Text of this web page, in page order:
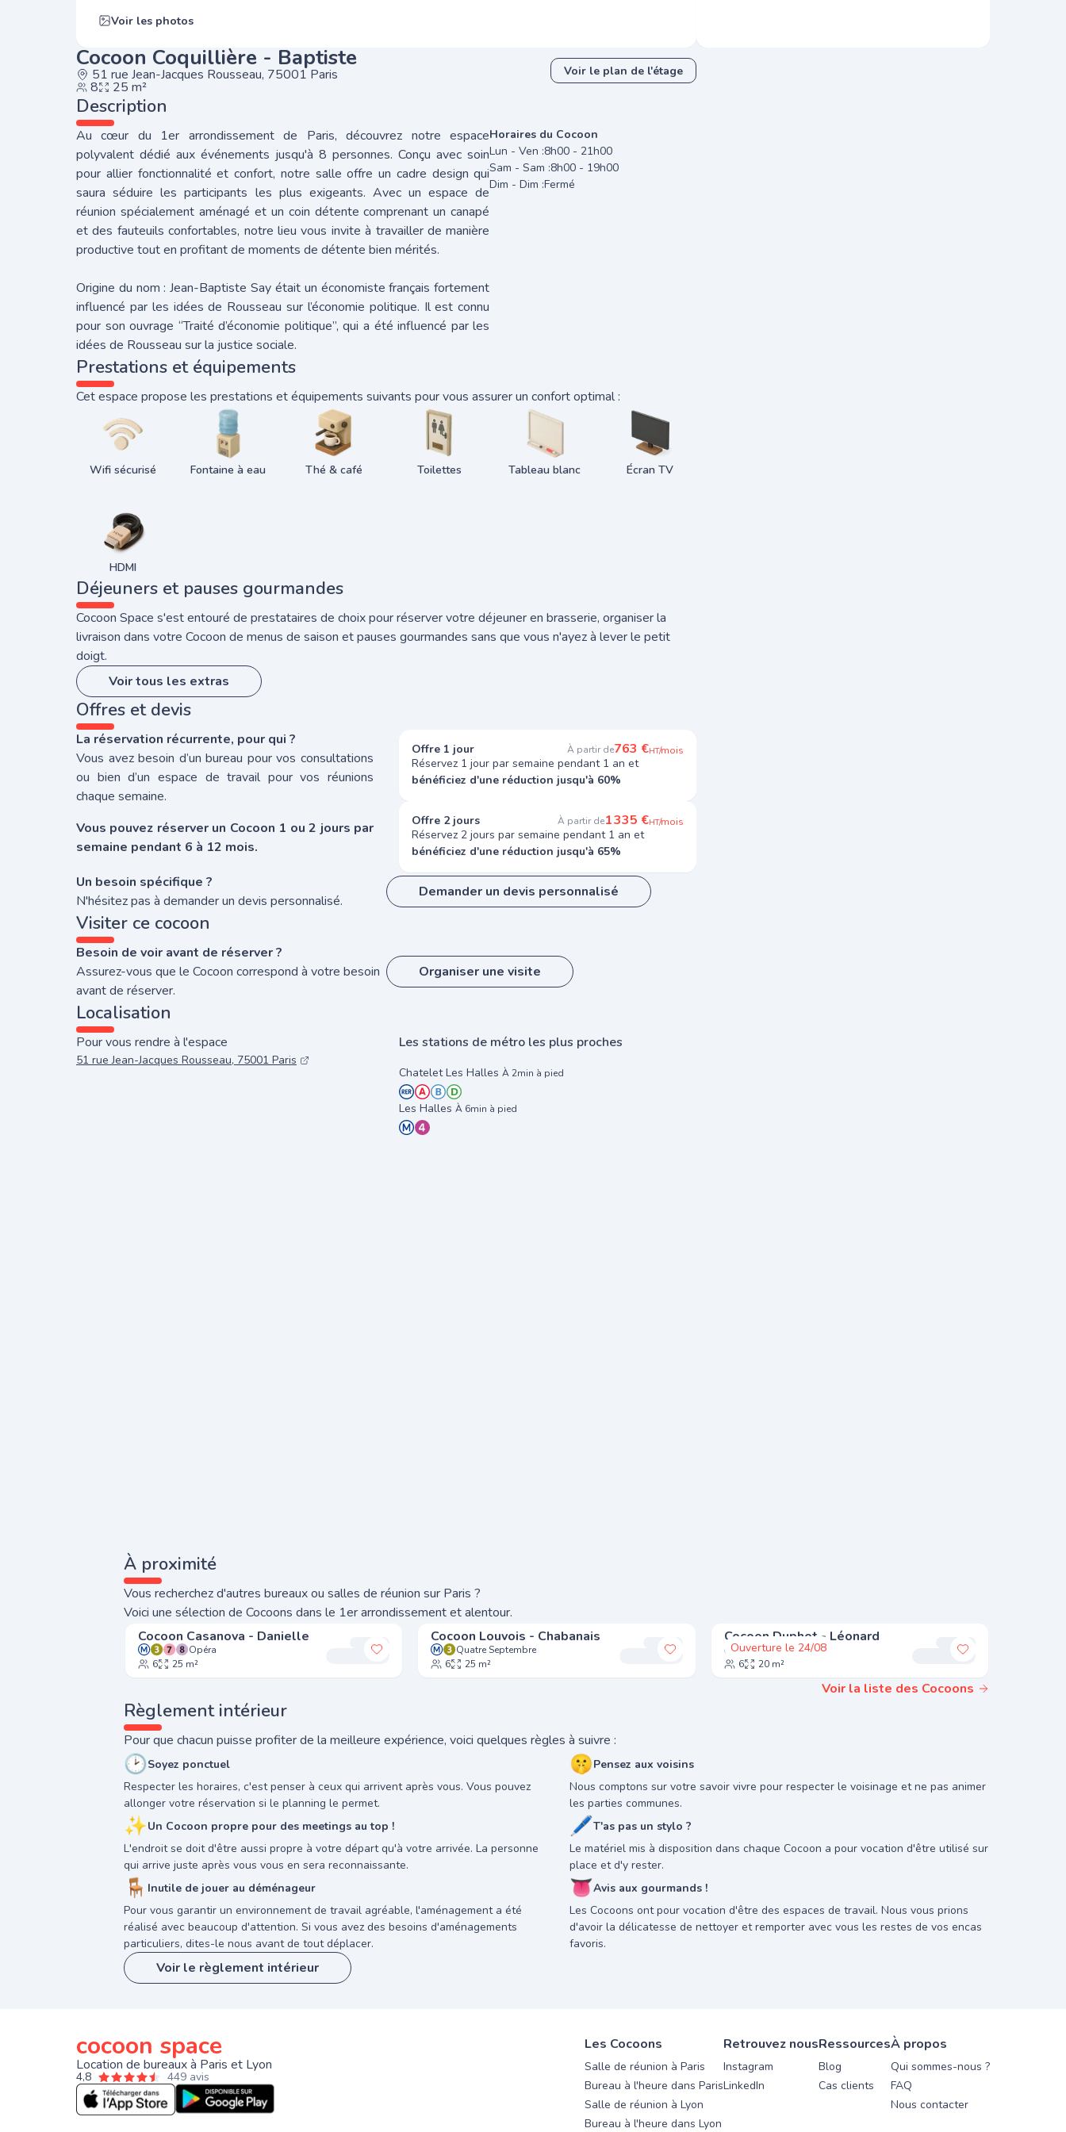
Voir les photos
Cocoon Coquillière - Baptiste
51 rue Jean-Jacques Rousseau, 75001 Paris
8 25 m²
Voir le plan de l'étage
Description
Au cœur du 1er arrondissement de Paris, découvrez notre espace
polyvalent dédié aux événements jusqu'à 8 personnes. Conçu avec soin
pour allier fonctionnalité et confort, notre salle offre un cadre design qui
saura séduire les participants les plus exigeants. Avec un espace de
réunion spécialement aménagé et un coin détente comprenant un canapé
et des fauteuils confortables, notre lieu vous invite à travailler de manière
productive tout en profitant de moments de détente bien mérités.
Origine du nom : Jean-Baptiste Say était un économiste français fortement
influencé par les idées de Rousseau sur l’économie politique. Il est connu
pour son ouvrage “Traité d’économie politique”, qui a été influencé par les
idées de Rousseau sur la justice sociale.
Horaires du Cocoon
Lun - Ven :8h00 - 21h00
Sam - Sam :8h00 - 19h00
Dim - Dim :Fermé
Prestations et équipements
Cet espace propose les prestations et équipements suivants pour vous assurer un confort optimal :
Wifi sécurisé Fontaine à eau Thé & café Toilettes Tableau blanc Écran TV
HDMI
Déjeuners et pauses gourmandes
Cocoon Space s'est entouré de prestataires de choix pour réserver votre déjeuner en brasserie, organiser la
livraison dans votre Cocoon de menus de saison et pauses gourmandes sans que vous n'ayez à lever le petit
doigt.
Voir tous les extras
Offres et devis
La réservation récurrente, pour qui ?
Vous avez besoin d’un bureau pour vos consultations
ou bien d’un espace de travail pour vos réunions
chaque semaine.
Vous pouvez réserver un Cocoon 1 ou 2 jours par
semaine pendant 6 à 12 mois.
Offre 1 jour À partir de763 €HT/mois
Réservez 1 jour par semaine pendant 1 an et
bénéficiez d'une réduction jusqu'à 60%
Offre 2 jours À partir de1 335 €HT/mois
Réservez 2 jours par semaine pendant 1 an et
bénéficiez d'une réduction jusqu'à 65%
Un besoin spécifique ?
N'hésitez pas à demander un devis personnalisé.
Demander un devis personnalisé
Visiter ce cocoon
Besoin de voir avant de réserver ?
Assurez-vous que le Cocoon correspond à votre besoin
avant de réserver.
Organiser une visite
Localisation
Pour vous rendre à l'espace
51 rue Jean-Jacques Rousseau, 75001 Paris
Les stations de métro les plus proches
Chatelet Les Halles À 2min à pied
Les Halles À 6min à pied
À proximité
Vous recherchez d'autres bureaux ou salles de réunion sur Paris ?
Voici une sélection de Cocoons dans le 1er arrondissement et alentour.
Ajouter à mes favoris
Cocoon Casanova - Danielle
Opéra
6
25 m² Ajouter à mes favoris
Cocoon Louvois - Chabanais
Quatre Septembre
6
25 m²
Ouverture le 24/08
Ajouter à mes
Cocoon Duphot - Léonard
Madeleine
6
20 m²
Voir la liste des Cocoons
Règlement intérieur
Pour que chacun puisse profiter de la meilleure expérience, voici quelques règles à suivre :
🕑Soyez ponctuel
Respecter les horaires, c'est penser à ceux qui arrivent après vous. Vous pouvez
allonger votre réservation si le planning le permet.
✨Un Cocoon propre pour des meetings au top !
L'endroit se doit d'être aussi propre à votre départ qu'à votre arrivée. La personne
qui arrive juste après vous vous en sera reconnaissante.
🪑 Inutile de jouer au déménageur
Pour vous garantir un environnement de travail agréable, l'aménagement a été
réalisé avec beaucoup d'attention. Si vous avez des besoins d'aménagements
particuliers, dites-le nous avant de tout déplacer.
🤫Pensez aux voisins
Nous comptons sur votre savoir vivre pour respecter le voisinage et ne pas animer
les parties communes.
🖊T'as pas un stylo ?
Le matériel mis à disposition dans chaque Cocoon a pour vocation d'être utilisé sur
place et d'y rester.
👅Avis aux gourmands !
Les Cocoons ont pour vocation d'être des espaces de travail. Nous vous prions
d'avoir la délicatesse de nettoyer et remporter avec vous les restes de vos encas
favoris.
Voir le règlement intérieur
cocoon space
Location de bureaux à Paris et Lyon
4,8 449 avis
Les Cocoons
Salle de réunion à Paris
Bureau à l'heure dans Paris
Salle de réunion à Lyon
Bureau à l'heure dans Lyon
Retrouvez nous
Instagram
LinkedIn
Ressources
Blog
Cas clients
À propos
Qui sommes-nous ?
FAQ
Nous contacter